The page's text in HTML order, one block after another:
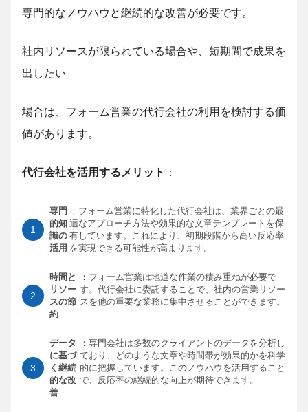
専門的なノウハウと継続的な改善が必要です。
社内リソースが限られている場合や、短期間で成果を
出したい
場合は、フォーム営業の代行会社の利用を検討する価
値があります。
代行会社を活用するメリット ：
専門
的知
識の
活用
：フォーム営業に特化した代行会社は、業界ごとの最
適なアプローチ方法や効果的な文章テンプレートを保
有しています。これにより、初期段階から高い反応率
を実現できる可能性が高まります。
時間と
リソー
スの節
約
：フォーム営業は地道な作業の積み重ねが必要で
す。代行会社に委託することで、社内の営業リソー
スを他の重要な業務に集中させることができます。
データ
に基づ
く継続
的な改
善
：専門会社は多数のクライアントのデータを分析し
ており、どのような文章や時間帯が効果的かを科学
的に把握しています。このノウハウを活用すること
で、反応率の継続的な向上が期待できます。